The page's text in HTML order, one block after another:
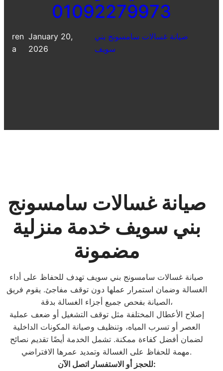
01092279973
ren
a
January 20,
2026
صيانة غسالات سامسونج بني
سويف
صيانة غسالات سامسونج
بني سويف خدمة منزلية
مضمونة
صيانة غسالات سامسونج بني سويف تهدف للحفاظ على أداء
الغسالة وضمان استمرار عملها دون توقف مفاجئ. يقوم فريق
الصيانة بفحص جميع أجزاء الغسالة بدقة،
إصلاح الأعطال المختلفة مثل توقف التشغيل أو ضعف عملية
العصر أو تسرب المياه، وتنظيف وصيانة المكونات الداخلية
لضمان أفضل كفاءة ممكنة. تشمل الخدمة أيضًا تقديم نصائح
مهمة للحفاظ على الغسالة وتمديد عمرها الافتراضي.
للحجز أو الاستفسار اتصل الآن: